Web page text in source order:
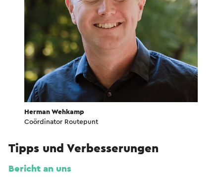
Herman Wehkamp
Coördinator Routepunt
Tipps und Verbesserungen
Bericht an uns